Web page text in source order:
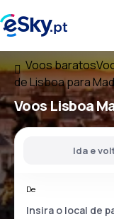
Voos baratos
de Lisboa para
VoosLisboa
Ida e
De